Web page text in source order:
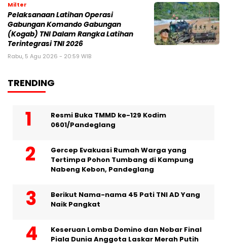
Milter
Pelaksanaan Latihan Operasi
Gabungan Komando Gabungan
(Kogab) TNI Dalam Rangka Latihan
Terintegrasi TNI 2026
Rabu, 5 Agu 2026 - 20:59 WIB
TRENDING
Resmi Buka TMMD ke-129 Kodim
0601/Pandeglang
Gercep Evakuasi Rumah Warga yang
Tertimpa Pohon Tumbang di Kampung
Nabeng Kebon, Pandeglang
Berikut Nama-nama 45 Pati TNI AD Yang
Naik Pangkat
Keseruan Lomba Domino dan Nobar Final
Piala Dunia Anggota Laskar Merah Putih